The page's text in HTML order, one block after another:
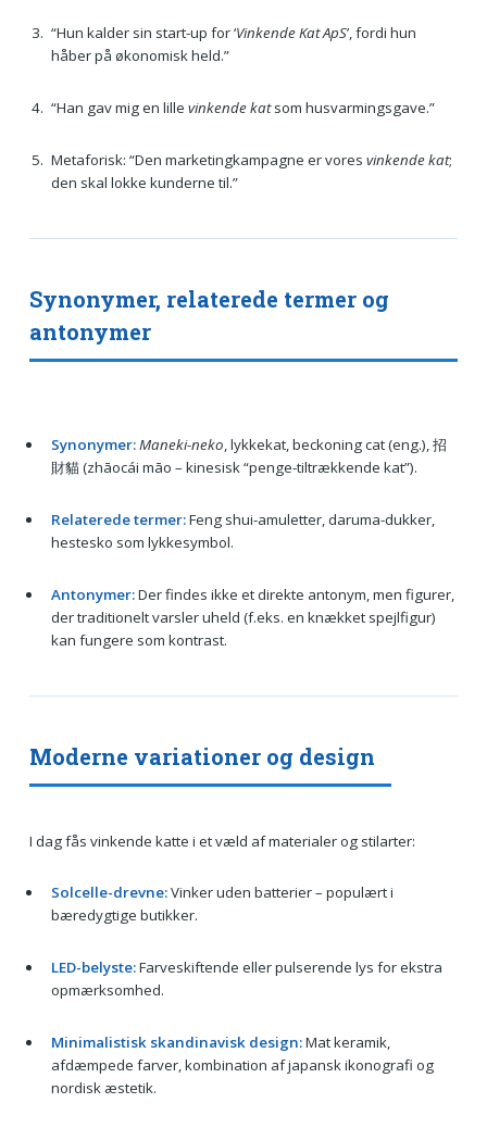
“Hun kalder sin start-up for ‘Vinkende Kat ApS’, fordi hun
håber på økonomisk held.”
“Han gav mig en lille vinkende katsom husvarmingsgave.”
Metaforisk: “Den marketingkampagne er vores vinkende kat;
den skal lokke kunderne til.”
Synonymer, relaterede termer og
antonymer
Synonymer:Maneki-neko, lykkekat, beckoning cat (eng.), 招
財貓 (zhāocái māo – kinesisk “penge-tiltrækkende kat”).
Relaterede termer:Feng shui-amuletter, daruma-dukker,
hestesko som lykkesymbol.
Antonymer:Der findes ikke et direkte antonym, men figurer,
der traditionelt varsler uheld (f.eks. en knækket spejlfigur)
kan fungere som kontrast.
Moderne variationer og design
I dag fås vinkende katte i et væld af materialer og stilarter:
Solcelle-drevne:Vinker uden batterier – populært i
bæredygtige butikker.
LED-belyste:Farveskiftende eller pulserende lys for ekstra
opmærksomhed.
Minimalistisk skandinavisk design:Mat keramik,
afdæmpede farver, kombination af japansk ikonografi og
nordisk æstetik.